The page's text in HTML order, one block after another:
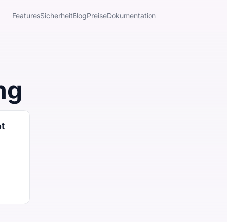
FeaturesSicherheitBlogPreiseDokumentation